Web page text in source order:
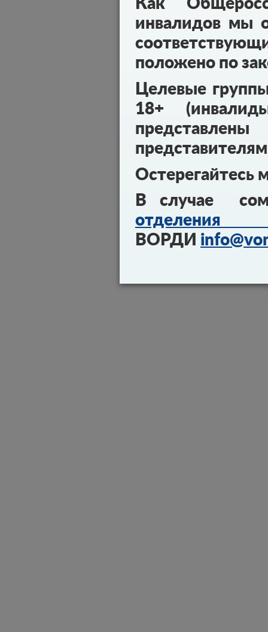
Как
инвалидов мы
положено по
Целевые
18+
Остерегайтесь
В случае
отделения
ВОРДИ